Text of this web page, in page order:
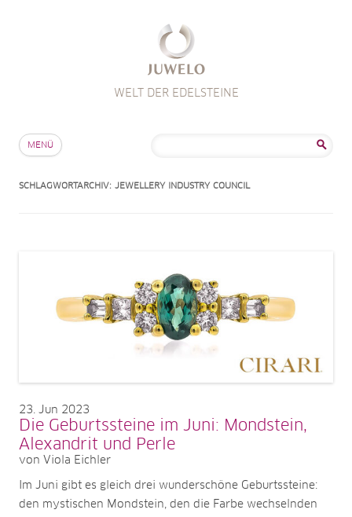
WELT DER EDELSTEINE
MENÜ
SCHLAGWORTARCHIV: JEWELLERY INDUSTRY COUNCIL
23 Jun 2023
Die Geburtssteine im Juni: Mondstein,
Alexandrit und Perle
von Viola Eichler
Im Juni gibt es gleich drei wunderschöne Geburtssteine:
den mystischen Mondstein, den die Farbe wechselnden